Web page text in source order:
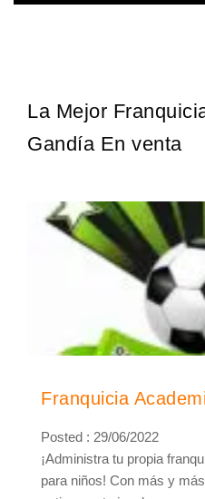
La Mejor
Gandía En venta
Franquicia
Posted : 29/06/2022
¡Administra tu propia
para niños! Con más y